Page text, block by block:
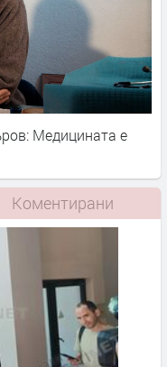
Медицината е
Коментирани